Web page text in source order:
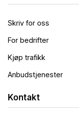
Skriv for oss
For bedrifter
Kjøp trafikk
Anbudstjenester
Kontakt